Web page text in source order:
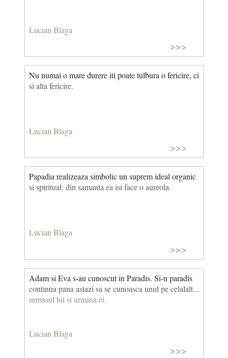
Lucian Blaga
>>>
Nu numai o mare durere iti poate tulbura o fericire, ci
si alta fericire.
Lucian Blaga
>>>
Papadia realizeaza simbolic un suprem ideal organic
si spiritual: din samanta ea isi face o aureola.
Lucian Blaga
>>>
Adam si Eva s-au cunoscut in Paradis. Si-n paradis
continua pana astazi sa se cunoasca unul pe celalalt...
urmasul lui si urmasa ei.
Lucian Blaga
>>>